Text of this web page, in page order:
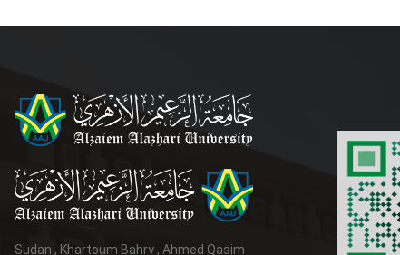
Sudan , Khartoum Bahry , Ahmed Qasim